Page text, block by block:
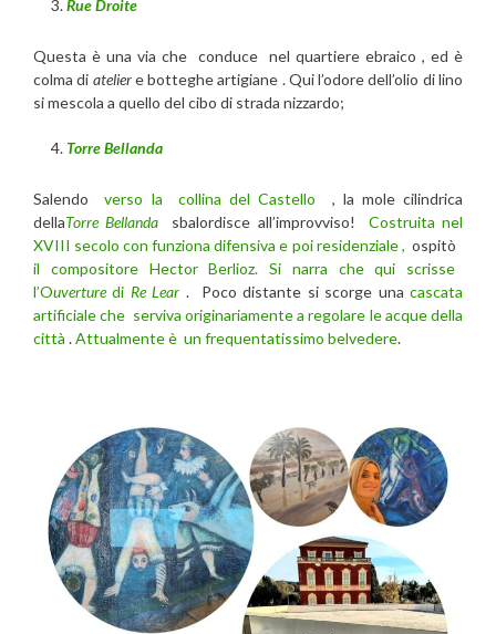
Rue Droite
Questa è una via che conduce nel quartiere ebraico , ed è
colma di ateliere botteghe artigiane . Qui l’odore dell’olio di lino
si mescola a quello del cibo di strada nizzardo;
Torre Bellanda
Salendoverso la collina del Castello
, la mole cilindrica
dellaTorre Bellanda sbalordisce all’improvviso! Costruita nel
XVIII secolo con funziona difensiva e poi residenziale , ospitò
il compositore Hector Berlioz. Si narra che qui scrisse
l’Ouverturedi Re Lear . Poco distante si scorge unacascata
artificiale che serviva originariamente a regolare le acque della
città .Attualmente è un frequentatissimo belvedere.